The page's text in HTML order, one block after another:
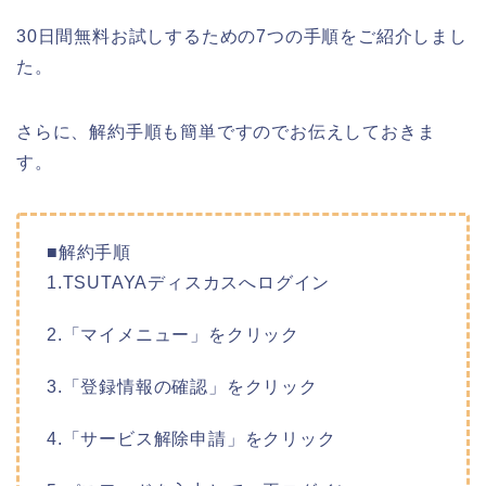
30日間無料お試しするための7つの手順をご紹介しまし
た。
さらに、解約手順も簡単ですのでお伝えしておきま
す。
■解約手順
1.TSUTAYAディスカスへログイン
2.「マイメニュー」をクリック
3.「登録情報の確認」をクリック
4.「サービス解除申請」をクリック